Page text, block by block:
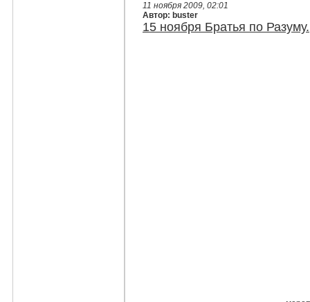
11 ноября 2009, 02:01
Автор: buster
15 ноября Братья по Разуму.